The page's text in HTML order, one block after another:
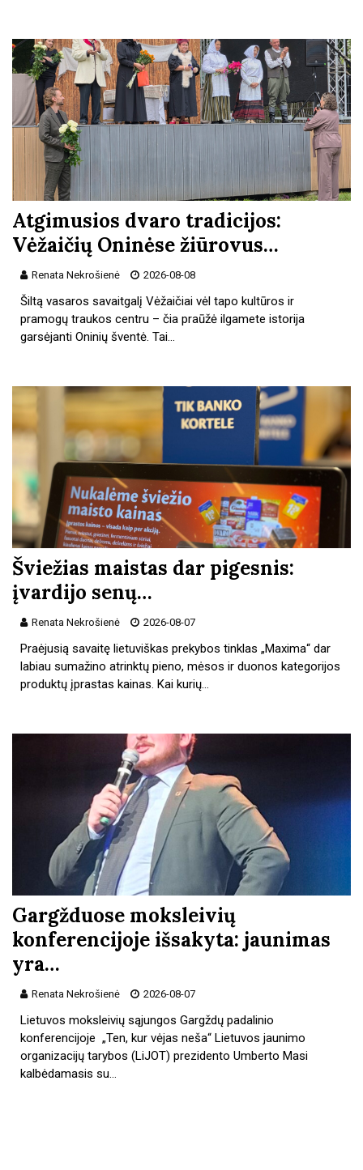
Atgimusios dvaro tradicijos:
Vėžaičių Oninėse žiūrovus…
Renata Nekrošienė 2026-08-08
Šiltą vasaros savaitgalį Vėžaičiai vėl tapo kultūros ir
pramogų traukos centru – čia praūžė ilgamete istorija
garsėjanti Oninių šventė. Tai…
Šviežias maistas dar pigesnis:
įvardijo senų…
Renata Nekrošienė 2026-08-07
Praėjusią savaitę lietuviškas prekybos tinklas „Maxima“ dar
labiau sumažino atrinktų pieno, mėsos ir duonos kategorijos
produktų įprastas kainas. Kai kurių…
Gargžduose moksleivių
konferencijoje išsakyta: jaunimas
yra…
Renata Nekrošienė 2026-08-07
Lietuvos moksleivių sąjungos Gargždų padalinio
konferencijoje „Ten, kur vėjas neša“ Lietuvos jaunimo
organizacijų tarybos (LiJOT) prezidento Umberto Masi
kalbėdamasis su…